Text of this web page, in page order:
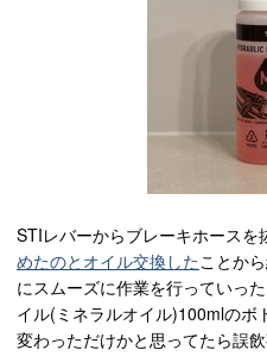
STIレバーからブレーキホースを
めたのとオイル交換した ことか
にスムーズに作業を行っていっ
イル(ミネラルオイル)100mlのボ
変わっただけかと思ってたら誤